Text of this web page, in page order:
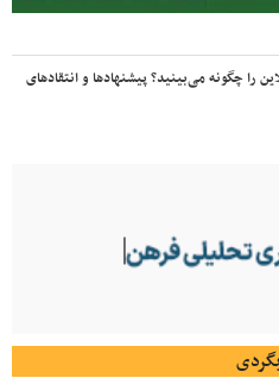
را چگونه می‌بینید؟ پیشنهادها و انتقادهای